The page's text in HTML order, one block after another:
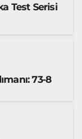
Test Serisi
73-8